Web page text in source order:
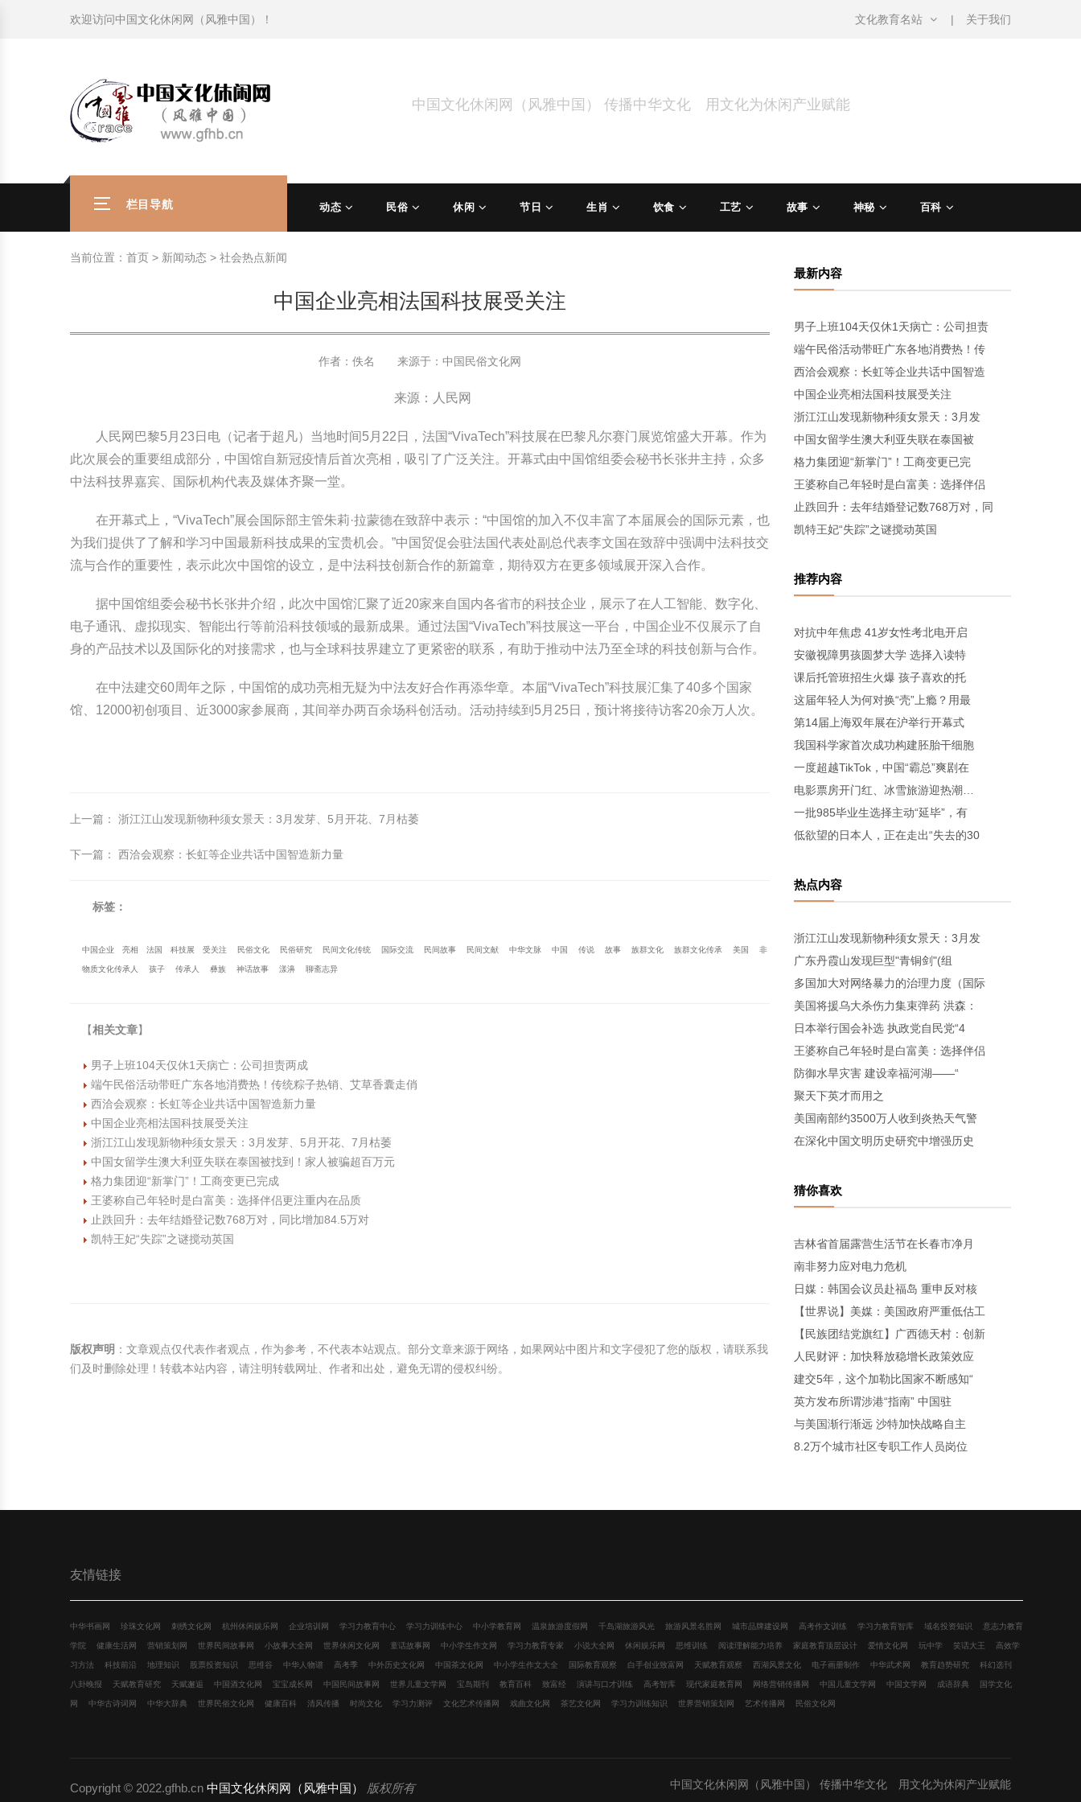
社会热点新闻
中华民俗礼仪
中国民俗趣谈
中华姓氏文化
中国民俗禁忌
文化休闲产业研究
非物质文化遗产
政策法律法规
旅游出行知识
国外传统节日
国外饮食文化
漆器
外国民间故事
中国风水文化
中国宗教文化
苗族巫蛊文化
中国性文化
校园文化建设知识
学习力教育知识
教育名家
社会热点新闻
中华民俗礼仪
中国民俗趣谈
中华姓氏文化
中国民俗禁忌
文化休闲产业研究
非物质文化遗产
政策法律法规
旅游出行知识
国外传统节日
国外饮食文化
漆器
外国民间故事
中国风水文化
中国宗教文化
苗族巫蛊文化
中国性文化
校园文化建设知识
学习力教育知识
教育名家
欢迎访问中国文化休闲网（风雅中国） ！ 文化教育名站 关于我们
中国文化休闲网（风雅中国） 传播中华文化 用文化为休闲产业赋能
栏目导航 动态 民俗 休闲 节日 生肖 饮食 工艺 故事 神秘 百科
当前位置： 首页 > 新闻动态 > 社会热点新闻
中国企业亮相法国科技展受关注
作者：佚名 来源于： 中国民俗文化网
来源：人民网
人民网巴黎5月23日电（记者于超凡）当地时间5月22日，法国“VivaTech”科技展在巴黎凡尔赛门展览馆盛大开幕。作为
此次展会的重要组成部分，中国馆自新冠疫情后首次亮相，吸引了广泛关注。开幕式由中国馆组委会秘书长张井主持，众多
中法科技界嘉宾、国际机构代表及媒体齐聚一堂。
在开幕式上，“VivaTech”展会国际部主管朱莉·拉蒙德在致辞中表示：“中国馆的加入不仅丰富了本届展会的国际元素，也
为我们提供了了解和学习中国最新科技成果的宝贵机会。”中国贸促会驻法国代表处副总代表李文国在致辞中强调中法科技交
流与合作的重要性，表示此次中国馆的设立，是中法科技创新合作的新篇章，期待双方在更多领域展开深入合作。
据中国馆组委会秘书长张井介绍，此次中国馆汇聚了近20家来自国内各省市的科技企业，展示了在人工智能、数字化、
电子通讯、虚拟现实、智能出行等前沿科技领域的最新成果。通过法国“VivaTech”科技展这一平台，中国企业不仅展示了自
身的产品技术以及国际化的对接需求，也与全球科技界建立了更紧密的联系，有助于推动中法乃至全球的科技创新与合作。
在中法建交60周年之际，中国馆的成功亮相无疑为中法友好合作再添华章。本届“VivaTech”科技展汇集了40多个国家
馆、12000初创项目、近3000家参展商，其间举办两百余场科创活动。活动持续到5月25日，预计将接待访客20余万人次。
上一篇 ： 浙江江山发现新物种须女景天：3月发芽、5月开花、7月枯萎
下一篇 ： 西洽会观察：长虹等企业共话中国智造新力量
标签：
中国企业 亮相 法国 科技展 受关注 民俗文化 民俗研究 民间文化传统 国际交流 民间故事 民间文献 中华文脉 中国 传说 故事 族群文化 族群文化传承 美国 非
物质文化传承人 孩子 传承人 彝族 神话故事 漾濞 聊斋志异
【相关文章】
男子上班104天仅休1天病亡：公司担责两成
端午民俗活动带旺广东各地消费热！传统粽子热销、艾草香囊走俏
西洽会观察：长虹等企业共话中国智造新力量
中国企业亮相法国科技展受关注
浙江江山发现新物种须女景天：3月发芽、5月开花、7月枯萎
中国女留学生澳大利亚失联在泰国被找到！家人被骗超百万元
格力集团迎“新掌门”！工商变更已完成
王婆称自己年轻时是白富美：选择伴侣更注重内在品质
止跌回升：去年结婚登记数768万对，同比增加84.5万对
凯特王妃“失踪”之谜搅动英国
版权声明 ：文章观点仅代表作者观点，作为参考，不代表本站观点。部分文章来源于网络，如果网站中图片和文字侵犯了您的版权，请联系我
们及时删除处理！转载本站内容，请注明转载网址、作者和出处，避免无谓的侵权纠纷。
最新内容
男子上班104天仅休1天病亡：公司担责
端午民俗活动带旺广东各地消费热！传
西洽会观察：长虹等企业共话中国智造
中国企业亮相法国科技展受关注
浙江江山发现新物种须女景天：3月发
中国女留学生澳大利亚失联在泰国被
格力集团迎“新掌门”！工商变更已完
王婆称自己年轻时是白富美：选择伴侣
止跌回升：去年结婚登记数768万对，同
凯特王妃“失踪”之谜搅动英国
推荐内容
对抗中年焦虑 41岁女性考北电开启
安徽视障男孩圆梦大学 选择入读特
课后托管班招生火爆 孩子喜欢的托
这届年轻人为何对换“壳”上瘾？用最
第14届上海双年展在沪举行开幕式
我国科学家首次成功构建胚胎干细胞
一度超越TikTok，中国“霸总”爽剧在
电影票房开门红、冰雪旅游迎热潮…
一批985毕业生选择主动“延毕”，有
低欲望的日本人，正在走出“失去的30
热点内容
浙江江山发现新物种须女景天：3月发
广东丹霞山发现巨型"青铜剑"(组
多国加大对网络暴力的治理力度（国际
美国将援乌大杀伤力集束弹药 洪森：
日本举行国会补选 执政党自民党“4
王婆称自己年轻时是白富美：选择伴侣
防御水旱灾害 建设幸福河湖——“
聚天下英才而用之
美国南部约3500万人收到炎热天气警
在深化中国文明历史研究中增强历史
猜你喜欢
吉林省首届露营生活节在长春市净月
南非努力应对电力危机
日媒：韩国会议员赴福岛 重申反对核
【世界说】美媒：美国政府严重低估工
【民族团结党旗红】广西德天村：创新
人民财评：加快释放稳增长政策效应
建交5年，这个加勒比国家不断感知“
英方发布所谓涉港“指南” 中国驻
与美国渐行渐远 沙特加快战略自主
8.2万个城市社区专职工作人员岗位
友情链接
中华书画网 珍珠文化网 刺绣文化网 杭州休闲娱乐网 企业培训网 学习力教育中心 学习力训练中心 中小学教育网 温泉旅游度假网 千岛湖旅游风光 旅游风景名胜网 城市品牌建设网 高考作文训练 学习力教育智库 域名投资知识 意志力教育
学院 健康生活网 营销策划网 世界民间故事网 小故事大全网 世界休闲文化网 童话故事网 中小学生作文网 学习力教育专家 小说大全网 休闲娱乐网 思维训练 阅读理解能力培养 家庭教育顶层设计 爱情文化网 玩中学 笑话大王 高效学
习方法 科技前沿 地理知识 股票投资知识 思维谷 中华人物谱 高考季 中外历史文化网 中国茶文化网 中小学生作文大全 国际教育观察 白手创业致富网 天赋教育观察 西湖风景文化 电子画册制作 中华武术网 教育趋势研究 科幻选刊
八卦晚报 天赋教育研究 天赋邂逅 中国酒文化网 宝宝成长网 中国民间故事网 世界儿童文学网 宝岛期刊 教育百科 致富经 演讲与口才训练 高考智库 现代家庭教育网 网络营销传播网 中国儿童文学网 中国文学网 成语辞典 国学文化
网 中华古诗词网 中华大辞典 世界民俗文化网 健康百科 清风传播 时尚文化 学习力测评 文化艺术传播网 戏曲文化网 茶艺文化网 学习力训练知识 世界营销策划网 艺术传播网 民俗文化网
Copyright © 2022.gfhb.cn 中国文化休闲网（风雅中国） 版权所有 中国文化休闲网（风雅中国） 传播中华文化 用文化为休闲产业赋能